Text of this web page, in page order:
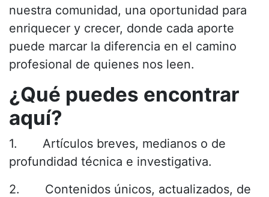
nuestra comunidad, una oportunidad para
enriquecer y crecer, donde cada aporte
puede marcar la diferencia en el camino
profesional de quienes nos leen.
¿Qué puedes encontrar
aquí?
1. Artículos breves, medianos o de
profundidad técnica e investigativa.
2. Contenidos únicos, actualizados, de